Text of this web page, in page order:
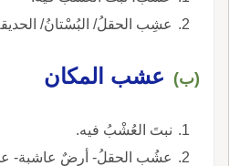
عشِب الحقلُ/ البُسْتانُ/
(ب) عشب المكان
نبتَ العُشْبُ فيه.
عشُب الحقلُ- أرضٌ عاشبة-